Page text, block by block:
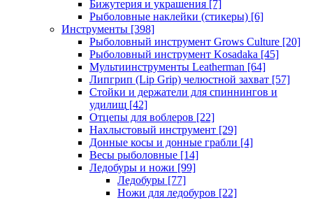
Бижутерия и украшения [7]
Рыболовные наклейки (стикеры) [6]
Инструменты [398]
Рыболовный инструмент Grows Culture [20]
Рыболовный инструмент Kosadaka [45]
Мультиинструменты Leatherman [64]
Липгрип (Lip Grip) челюстной захват [57]
Стойки и держатели для спиннингов и
удилищ [42]
Отцепы для воблеров [22]
Нахлыстовый инструмент [29]
Донные косы и донные грабли [4]
Весы рыболовные [14]
Ледобуры и ножи [99]
Ледобуры [77]
Ножи для ледобуров [22]